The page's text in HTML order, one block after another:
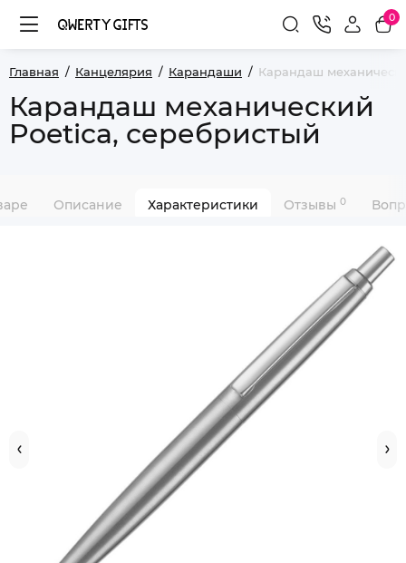
0
Главная Канцелярия Карандаши Карандаш
Карандаш механический
Poetica, серебристый
Описание Характеристики Отзывы 0